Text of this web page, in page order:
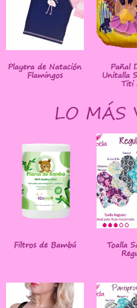
Playera de Natación
Flamingos
Pañal
Unitalla
Titi
LO MÁS
Filtros de Bambú Toalla